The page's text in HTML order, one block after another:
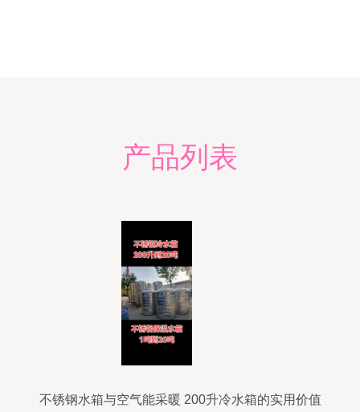
产品列表
不锈钢水箱与空气能采暖 200升冷水箱的实用价值